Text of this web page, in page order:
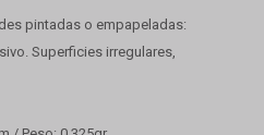
pintadas o empapeladas:
Superficies irregulares,